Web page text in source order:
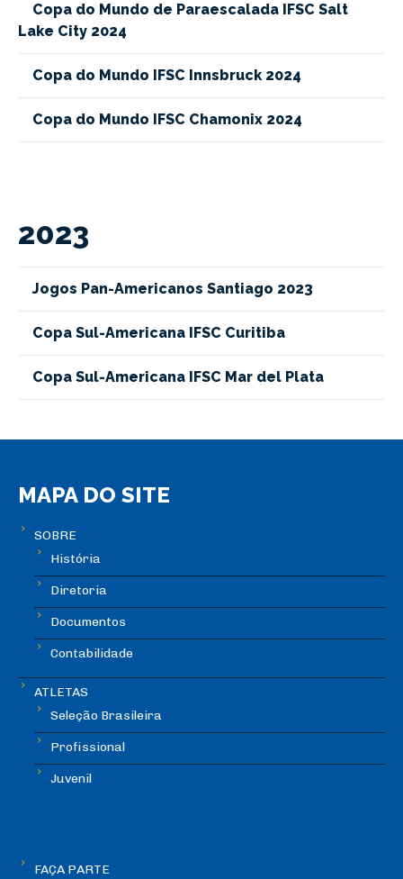
Copa do Mundo de Paraescalada IFSC Salt
Lake City 2024
Copa do Mundo IFSC Innsbruck 2024
Copa do Mundo IFSC Chamonix 2024
2023
Jogos Pan-Americanos Santiago 2023
Copa Sul-Americana IFSC Curitiba
Copa Sul-Americana IFSC Mar del Plata
MAPA DO SITE
SOBRE
História
Diretoria
Documentos
Contabilidade
ATLETAS
Seleção Brasileira
Profissional
Juvenil
FAÇA PARTE